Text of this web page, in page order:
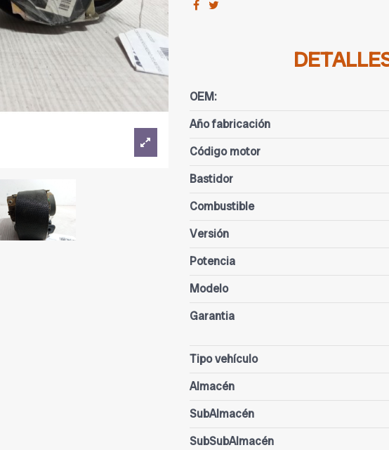
OEM:
Año fabricación
Código motor
Bastidor
Combustible
Versión
Potencia
Modelo
Garantia
Tipo vehículo
Almacén
SubAlmacén
SubSubAlmacén